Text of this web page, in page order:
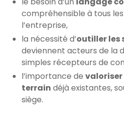
compréhensible à tous
l’entreprise,
la nécessité d’outiller les
deviennent acteurs de la
simples récepteurs de
l’importance de
terrain déjà existantes,
siège.